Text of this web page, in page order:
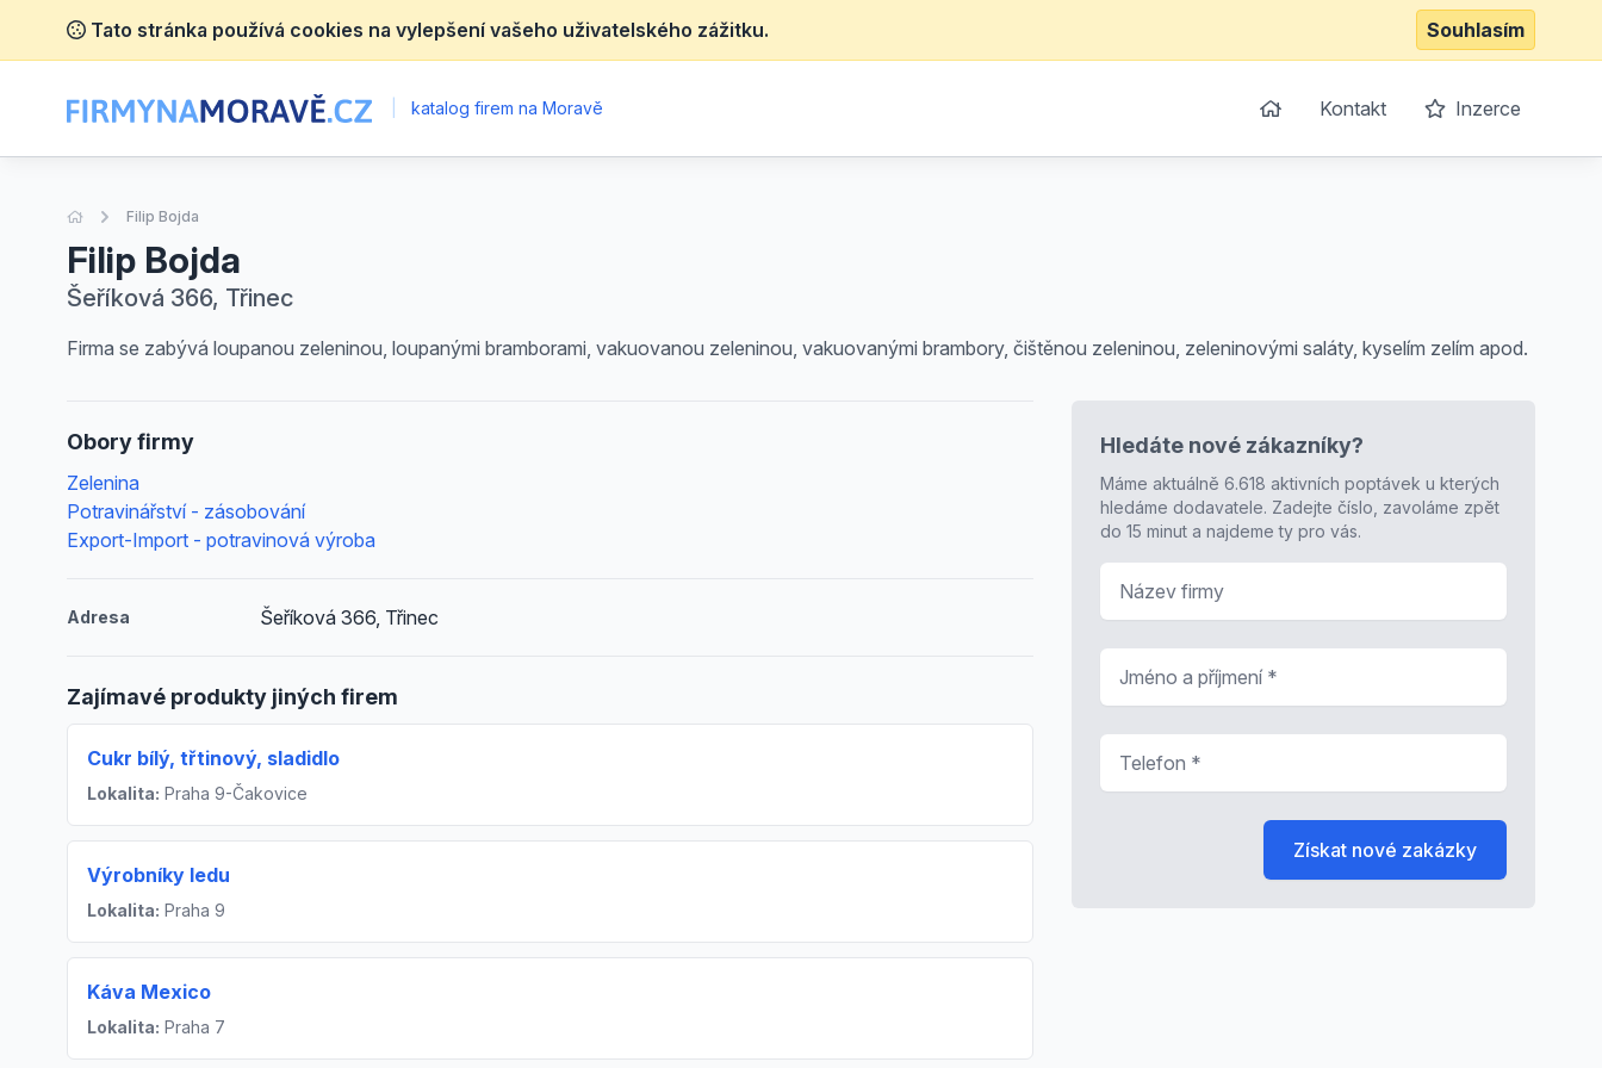
Tato stránka používá cookies na vylepšení vašeho uživatelského zážitku. Souhlasím
katalog firem na Moravě Kontakt Inzerce
Úvodní stránka
Filip Bojda
Filip Bojda
Šeříková 366, Třinec
Firma se zabývá loupanou zeleninou, loupanými bramborami, vakuovanou zeleninou, vakuovanými brambory, čištěnou zeleninou, zeleninovými saláty, kyselím zelím apod.
Obory firmy
Zelenina
Potravinářství - zásobování
Export-Import - potravinová výroba
Adresa Šeříková 366, Třinec
Zajímavé produkty jiných firem
Cukr bílý, třtinový, sladidlo
Lokalita: Praha 9-Čakovice
Výrobníky ledu
Lokalita: Praha 9
Káva Mexico
Lokalita: Praha 7
Hledáte nové zákazníky?
Máme aktuálně 6.618 aktivních poptávek u kterých
hledáme dodavatele. Zadejte číslo, zavoláme zpět
do 15 minut a najdeme ty pro vás.
Získat nové zakázky